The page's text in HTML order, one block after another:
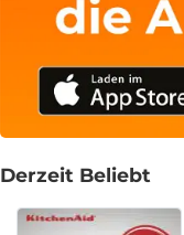
Derzeit Beliebt